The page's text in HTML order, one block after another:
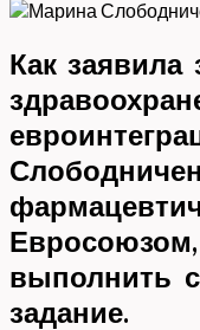
Как заявила
выполнить
задание.